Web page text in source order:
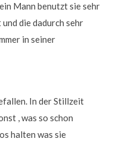
Mann benutzt sie sehr
die dadurch sehr
in seiner
In der Stillzeit
, was so schon
halten was sie